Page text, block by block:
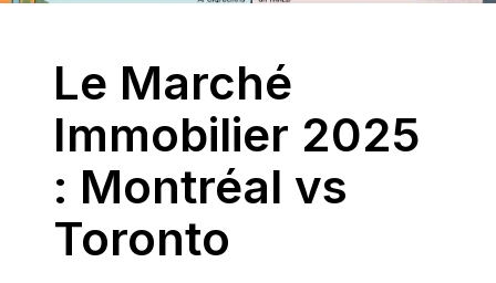
Le Marché
Immobilier 2025
: Montréal vs
Toronto